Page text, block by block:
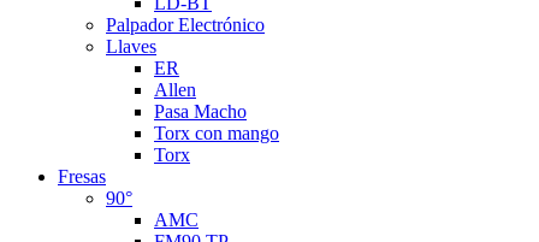
Palpador Electrónico
Llaves
ER
Allen
Pasa Macho
Torx con mango
Torx
Fresas
90°
AMC